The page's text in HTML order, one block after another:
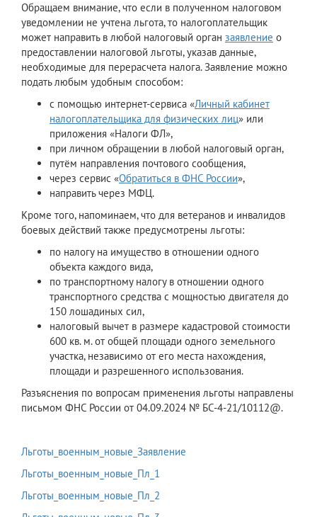
Обращаем внимание, что если в полученном налоговом
уведомлении не учтена льгота, то налогоплательщик
может направить в любой налоговый орган заявление о
предоставлении налоговой льготы, указав данные,
необходимые для перерасчета налога. Заявление можно
подать любым удобным способом:
с помощью интернет-сервиса «Личный кабинет
налогоплательщика для физических лиц» или
приложения «Налоги ФЛ»,
при личном обращении в любой налоговый орган,
путём направления почтового сообщения,
через сервис «Обратиться в ФНС России»,
направить через МФЦ.
Кроме того, напоминаем, что для ветеранов и инвалидов
боевых действий также предусмотрены льготы:
по налогу на имущество в отношении одного
объекта каждого вида,
по транспортному налогу в отношении одного
транспортного средства с мощностью двигателя до
150 лошадиных сил,
налоговый вычет в размере кадастровой стоимости
600 кв. м. от общей площади одного земельного
участка, независимо от его места нахождения,
площади и разрешенного использования.
Разъяснения по вопросам применения льготы направлены
письмом ФНС России от 04.09.2024 № БС-4-21/10112@.
Льготы_военным_новые_Заявление
Льготы_военным_новые_Пл_1
Льготы_военным_новые_Пл_2